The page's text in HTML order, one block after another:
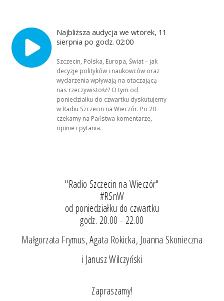
Najbliższa audycja we wtorek, 11
sierpnia po godz. 02:00
Szczecin, Polska, Europa, Świat – jak
decyzje polityków i naukowców oraz
wydarzenia wpływają na otaczającą
nas rzeczywistość? O tym od
poniedziałku do czwartku dyskutujemy
w Radiu Szczecin na Wieczór. Po 20
czekamy na Państwa komentarze,
opinie i pytania.
"Radio Szczecin na Wieczór"
#RSnW
od poniedziałku do czwartku
godz. 20.00 - 22.00
Małgorzata Frymus, Agata Rokicka, Joanna Skonieczna
i Janusz Wilczyński
Zapraszamy!